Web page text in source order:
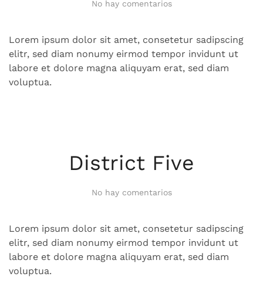
No hay comentariosen
Lorem ipsum dolor sit amet, consetetur sadipscing
elitr, sed diam nonumy eirmod tempor invidunt ut
labore et dolore magna aliquyam erat, sed diam
voluptua.
District Five
No hay comentariosen
Lorem ipsum dolor sit amet, consetetur sadipscing
elitr, sed diam nonumy eirmod tempor invidunt ut
labore et dolore magna aliquyam erat, sed diam
voluptua.